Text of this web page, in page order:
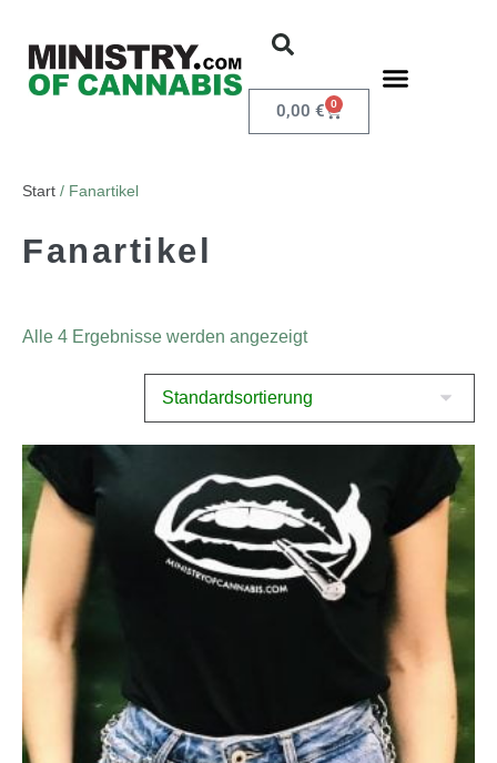
0,00 € 0
Start / Fanartikel
Fanartikel
Alle 4 Ergebnisse werden angezeigt